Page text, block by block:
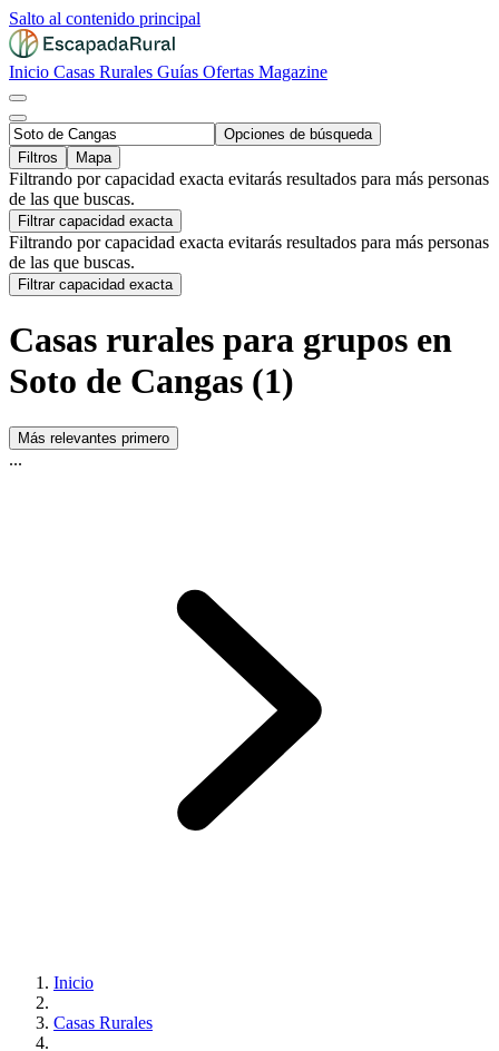
Salto al contenido principal
Inicio Casas Rurales Guías Ofertas Magazine
Opciones de búsqueda
Filtros
Mapa
Filtrando por capacidad exacta evitarás resultados para más personas
de las que buscas.
Filtrar capacidad exacta
Filtrando por capacidad exacta evitarás resultados para más personas
de las que buscas.
Filtrar capacidad exacta
Casas rurales para grupos en
Soto de Cangas (1)
Más relevantes primero
...
Inicio
Casas Rurales